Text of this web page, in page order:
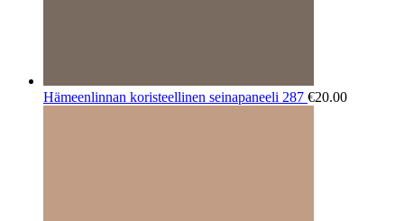
Hämeenlinnan koristeellinen seinapaneeli 287 €20.00